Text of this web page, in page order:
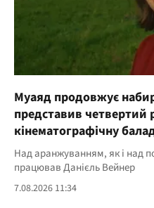
Муаяд продовжує
представив четвертий
кінематографічну
Над аранжуванням, як і над
працював Данієль Вейнер
7.08.2026 11:34